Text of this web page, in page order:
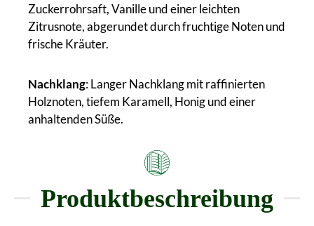
Zuckerrohrsaft, Vanille und einer leichten
Zitrusnote, abgerundet durch fruchtige Noten und
frische Kräuter.
Nachklang: Langer Nachklang mit raffinierten
Holznoten, tiefem Karamell, Honig und einer
anhaltenden Süße.
Produktbeschreibung